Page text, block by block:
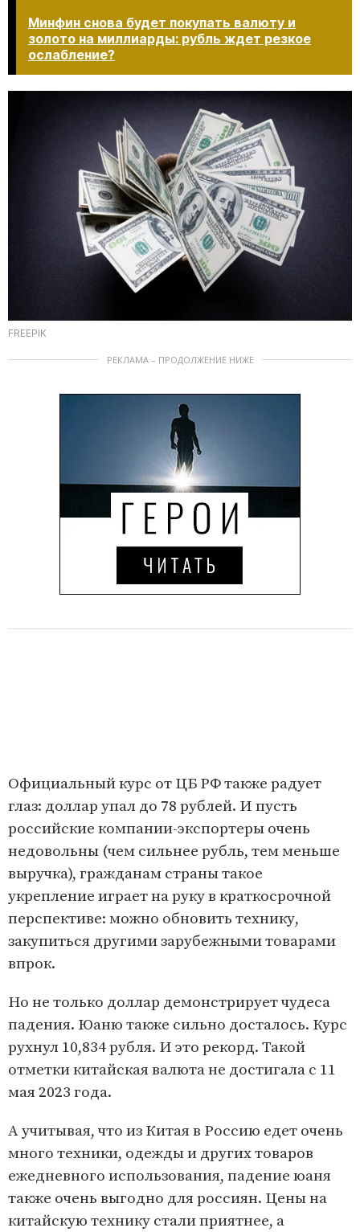
Минфин снова будет покупать валюту и
золото на миллиарды: рубль ждет резкое
ослабление?
FREEPIK
РЕКЛАМА – ПРОДОЛЖЕНИЕ НИЖЕ
Официальный курс от ЦБ РФ также радует
глаз: доллар упал до 78 рублей. И пусть
российские компании-экспортеры очень
недовольны (чем сильнее рубль, тем меньше
выручка), гражданам страны такое
укрепление играет на руку в краткосрочной
перспективе: можно обновить технику,
закупиться другими зарубежными товарами
впрок.
Но не только доллар демонстрирует чудеса
падения. Юаню также сильно досталось. Курс
рухнул 10,834 рубля. И это рекорд. Такой
отметки китайская валюта не достигала с 11
мая 2023 года.
А учитывая, что из Китая в Россию едет очень
много техники, одежды и других товаров
ежедневного использования, падение юаня
также очень выгодно для россиян. Цены на
китайскую технику стали приятнее, а